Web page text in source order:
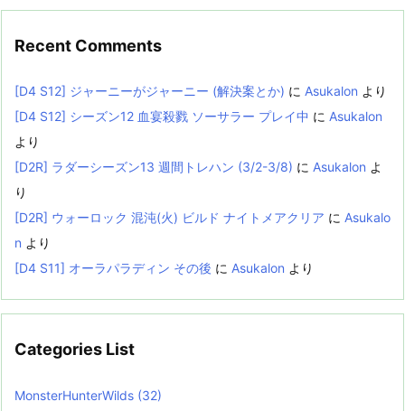
Recent Comments
[D4 S12] ジャーニーがジャーニー (解決案とか) に Asukalon より
[D4 S12] シーズン12 血宴殺戮 ソーサラー プレイ中 に Asukalon
より
[D2R] ラダーシーズン13 週間トレハン (3/2-3/8) に Asukalon よ
り
[D2R] ウォーロック 混沌(火) ビルド ナイトメアクリア に Asukalo
n より
[D4 S11] オーラパラディン その後 に Asukalon より
Categories List
MonsterHunterWilds (32)